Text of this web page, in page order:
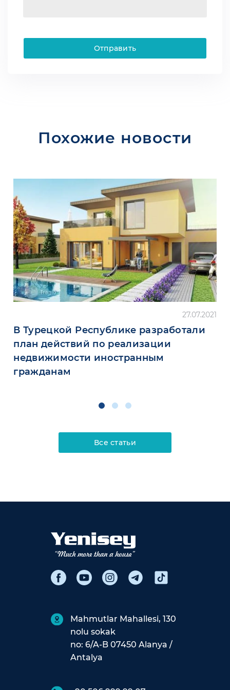
Отправить
Похожие новости
27.07.2021
В Турецкой Республике разработали
план действий по реализации
недвижимости иностранным
гражданам
Все статьи
Mahmutlar Mahallesi, 130
nolu sokak
no: 6/A-B 07450 Alanya /
Antalya